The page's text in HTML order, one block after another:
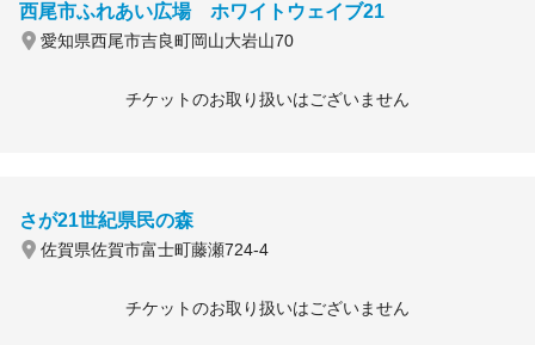
西尾市ふれあい広場 ホワイトウェイブ21
愛知県西尾市吉良町岡山大岩山70
チケットのお取り扱いはございません
さが21世紀県民の森
佐賀県佐賀市富士町藤瀬724-4
チケットのお取り扱いはございません